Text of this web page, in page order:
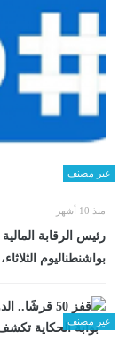
غير مصنف
منذ 10 أشهر
رئيس الرقابة
بواشنطناليوم الثلاثاء، 14 أكتوبر 2025 05:52 مـ
غير مصنف